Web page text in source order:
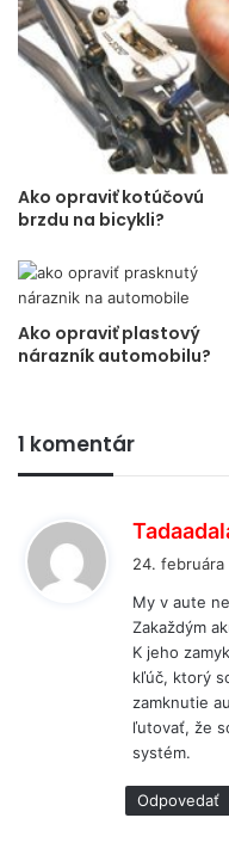
Ako opraviť kotúčovú
brzdu na bicykli?
Ako opraviť plastový
nárazník automobilu?
1 komentár
24.
My v aute
Zakaždým
K jeho
kľúč, ktorý
zamknutie
ľutovať, že
systém.
Odpovedať